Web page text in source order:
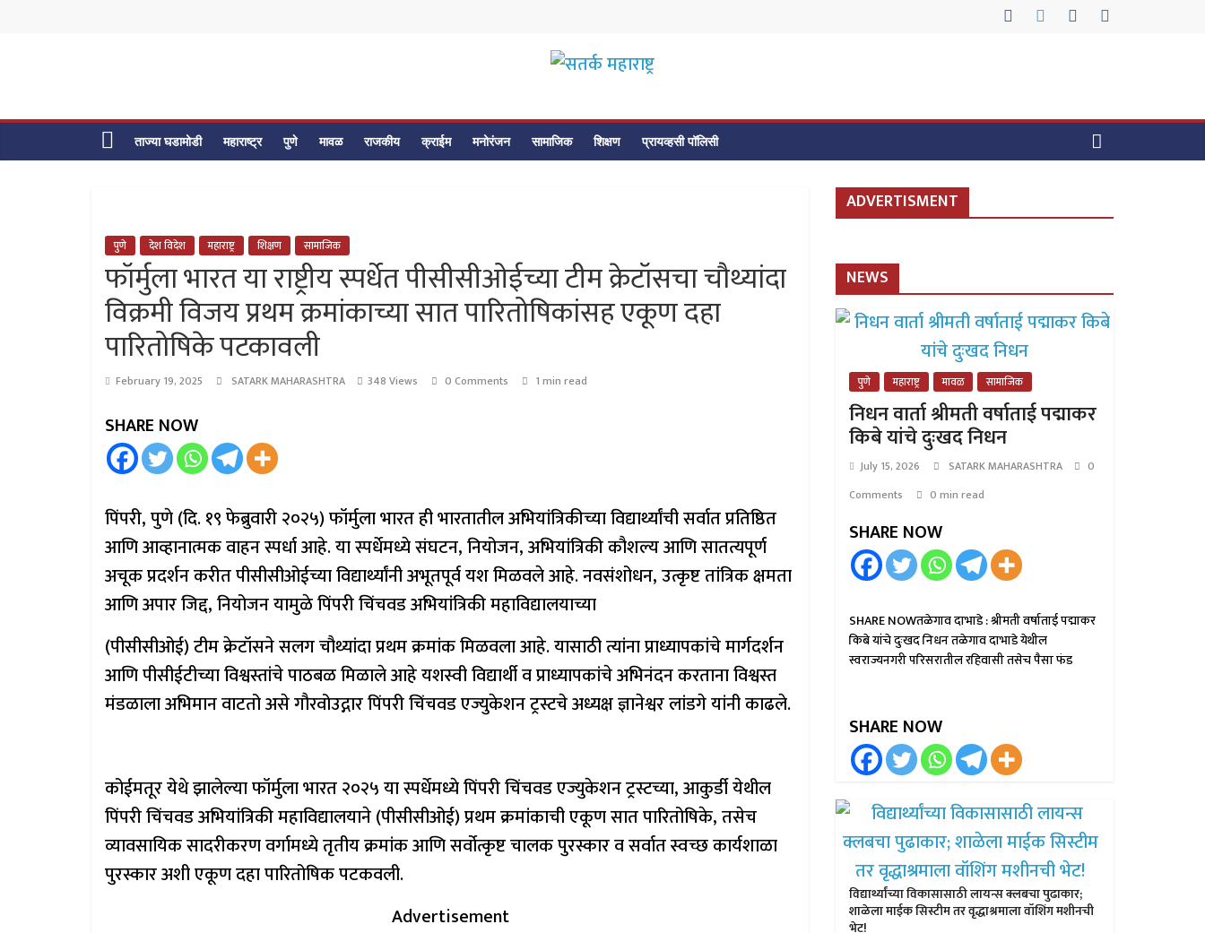
सतर्क
महाराष्ट्र
ताज्या घडामोडी महाराष्ट्र पुणे मावळ राजकीय क्राईम मनोरंजन सामाजिक शिक्षण प्रायव्हसी पॉलिसी
पुणे देश विदेश महाराष्ट्र शिक्षण सामाजिक
फॉर्मुला भारत या राष्ट्रीय स्पर्धेत पीसीसीओईच्या टीम क्रेटॉसचा चौथ्यांदा
विक्रमी विजय प्रथम क्रमांकाच्या सात पारितोषिकांसह एकूण दहा
पारितोषिके पटकावली
February 19, 2025 SATARK MAHARASHTRA 348 Views 0 Comments 1 min read
SHARE NOW
पिंपरी, पुणे (दि. १९ फेब्रुवारी २०२५) फॉर्मुला भारत ही भारतातील अभियांत्रिकीच्या विद्यार्थ्यांची सर्वात प्रतिष्ठित
आणि आव्हानात्मक वाहन स्पर्धा आहे. या स्पर्धेमध्ये संघटन, नियोजन, अभियांत्रिकी कौशल्य आणि सातत्यपूर्ण
अचूक प्रदर्शन करीत पीसीसीओईच्या विद्यार्थ्यांनी अभूतपूर्व यश मिळवले आहे. नवसंशोधन, उत्कृष्ट तांत्रिक क्षमता
आणि अपार जिद्द, नियोजन यामुळे पिंपरी चिंचवड अभियांत्रिकी महाविद्यालयाच्या
(पीसीसीओई) टीम क्रेटॉसने सलग चौथ्यांदा प्रथम क्रमांक मिळवला आहे. यासाठी त्यांना प्राध्यापकांचे मार्गदर्शन
आणि पीसीईटीच्या विश्वस्तांचे पाठबळ मिळाले आहे यशस्वी विद्यार्थी व प्राध्यापकांचे अभिनंदन करताना विश्वस्त
मंडळाला अभिमान वाटतो असे गौरवोउद्गार पिंपरी चिंचवड एज्युकेशन ट्रस्टचे अध्यक्ष ज्ञानेश्वर लांडगे यांनी काढले.
कोईमतूर येथे झालेल्या फॉर्मुला भारत २०२५ या स्पर्धेमध्ये पिंपरी चिंचवड एज्युकेशन ट्रस्टच्या, आकुर्डी येथील
पिंपरी चिंचवड अभियांत्रिकी महाविद्यालयाने (पीसीसीओई) प्रथम क्रमांकाची एकूण सात पारितोषिके, तसेच
व्यावसायिक सादरीकरण वर्गामध्ये तृतीय क्रमांक आणि सर्वोत्कृष्ट चालक पुरस्कार व सर्वात स्वच्छ कार्यशाळा
पुरस्कार अशी एकूण दहा पारितोषिक पटकवली.
Advertisement
ADVERTISMENT
NEWS
पुणे महाराष्ट्र मावळ सामाजिक
निधन वार्ता श्रीमती वर्षाताई पद्माकर
किबे यांचे दुःखद निधन
July 15, 2026 SATARK MAHARASHTRA
0
Comments
0 min read
SHARE NOW
SHARE NOWतळेगाव दाभाडे : श्रीमती वर्षाताई पद्माकर
किबे यांचे दुःखद निधन तळेगाव दाभाडे येथील
स्वराज्यनगरी परिसरातील रहिवासी तसेच पैसा फंड
SHARE NOW
विद्यार्थ्यांच्या विकासासाठी लायन्स क्लबचा पुढाकार;
शाळेला माईक सिस्टीम तर वृद्धाश्रमाला वॉशिंग मशीनची
भेट!